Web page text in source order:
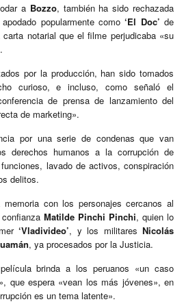
a Bozzo, también ha sido rechazada
popularmente como‘El Doc’ de
notarial que el filme perjudicaba «su
por la producción, han sido tomados
curioso, e incluso, como señaló el
de prensa de lanzamiento del
de marketing».
por una serie de condenas que van
derechos humanos a la corrupción de
lavado de activos, conspiración
delitos.
con los personajes cercanos al
Matilde Pinchi Pinchi, quien lo
‘Vladivideo’, y los militaresNicolás
, ya procesados por la Justicia.
brinda a los peruanos «un caso
que espera «vean los más jóvenes», en
es un tema latente».